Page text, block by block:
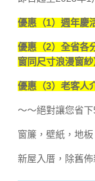
優惠（1）週年慶
優惠（2）全省各
窗同尺寸浪漫窗紗
優惠（3）老客人
～～絕對讓您省
窗簾，壁紙，地
新屋入厝，除舊佈